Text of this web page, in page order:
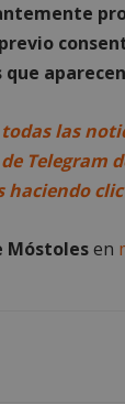
que
las
Telegram
haciendo
Móstolesen
no
estrictamente
Cookies de